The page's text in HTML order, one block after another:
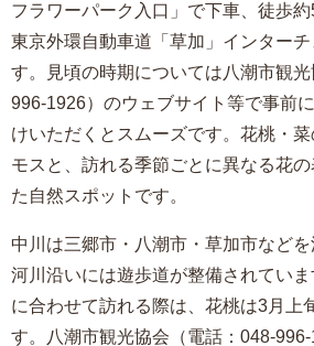
フラワーパーク入口」で下車、徒歩
東京外環自動車道「草加」インター
す。見頃の時期については八潮市観
996-1926）のウェブサイト等で事前
けいただくとスムーズです。花桃・
モスと、訪れる季節ごとに異なる花
た自然スポットです。
中川は三郷市・八潮市・草加市などを
河川沿いには遊歩道が整備されてい
に合わせて訪れる際は、花桃は3月上
す。八潮市観光協会（電話：048-